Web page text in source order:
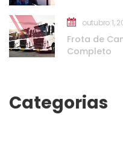
outubro 1,
Frota de
Completo
Categoria